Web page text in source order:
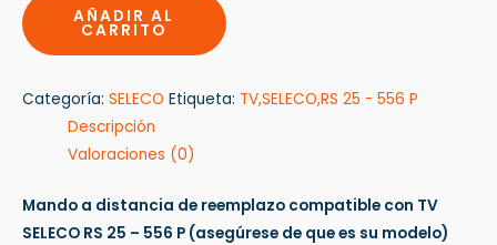
AÑADIR AL
CARRITO
Categoría: SELECO Etiqueta: TV,SELECO,RS 25 - 556 P
Descripción
Valoraciones (0)
Mando a distancia de reemplazo compatible con TV
SELECO RS 25 – 556 P (asegúrese de que es su modelo)